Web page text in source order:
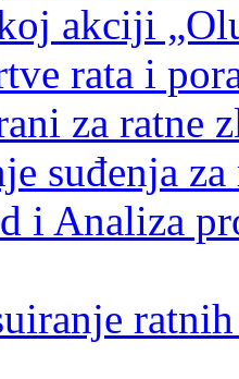
akciji
rata i
za ratne
suđenja
i Analiza